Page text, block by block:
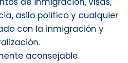
asilo político y cualquier
con la inmigración y
aconsejable